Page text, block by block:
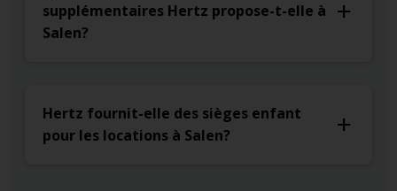
supplémentaires Hertz propose-t-elle à
Salen?
Hertz fournit-elle des sièges enfant
pour les locations à Salen?